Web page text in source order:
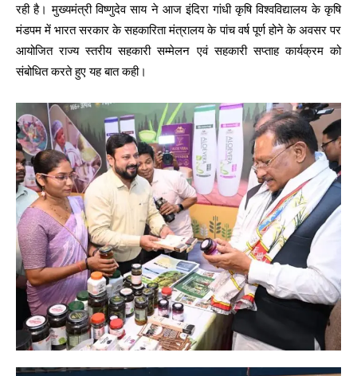
रही है। मुख्यमंत्री विष्णुदेव साय ने आज इंदिरा गांधी कृषि विश्वविद्यालय के कृषि
मंडपम में भारत सरकार के सहकारिता मंत्रालय के पांच वर्ष पूर्ण होने के अवसर पर
आयोजित राज्य स्तरीय सहकारी सम्मेलन एवं सहकारी सप्ताह कार्यक्रम को
संबोधित करते हुए यह बात कही।